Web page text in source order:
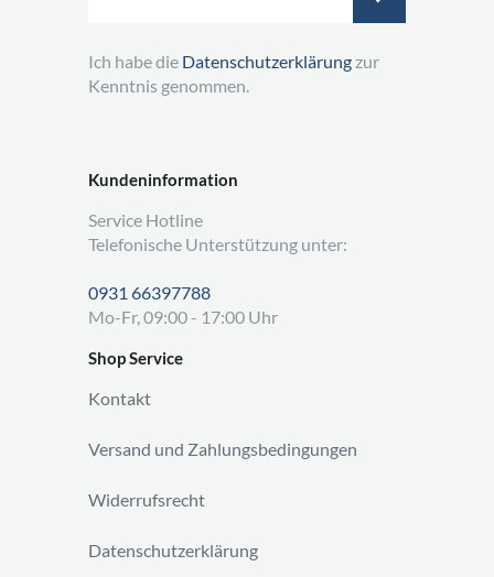
Kundeninformation
Service Hotline
Telefonische Unterstützung unter:
0931 66397788
Mo-Fr, 09:00 - 17:00 Uhr
Shop Service
Kontakt
Versand und Zahlungsbedingungen
Widerrufsrecht
Datenschutzerklärung
Ich habe die Datenschutzerklärung zur
Kenntnis genommen.